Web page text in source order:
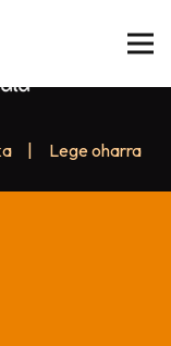
Lege oharra